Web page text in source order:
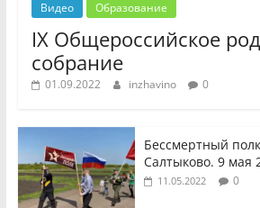
Видео Образование
IX Общероссийское
собрание
01.09.2022 inzhavino 0
Бессмертный
Салтыково. 9 мая
11.05.2022 0